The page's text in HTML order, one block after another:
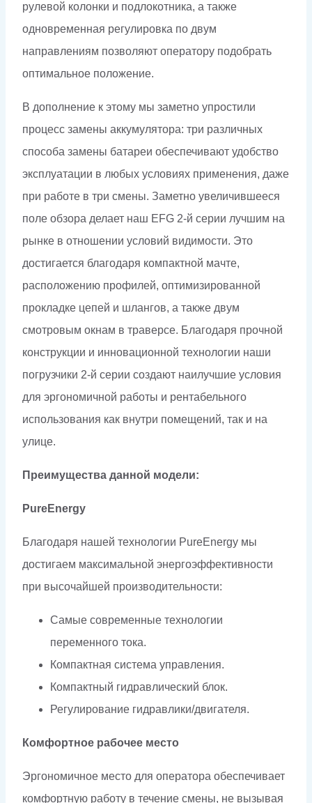
рулевой колонки и подлокотника, а также
одновременная регулировка по двум
направлениям позволяют оператору подобрать
оптимальное положение.
В дополнение к этому мы заметно упростили
процесс замены аккумулятора: три различных
способа замены батареи обеспечивают удобство
эксплуатации в любых условиях применения, даже
при работе в три смены. Заметно увеличившееся
поле обзора делает наш EFG 2-й серии лучшим на
рынке в отношении условий видимости. Это
достигается благодаря компактной мачте,
расположению профилей, оптимизированной
прокладке цепей и шлангов, а также двум
смотровым окнам в траверсе. Благодаря прочной
конструкции и инновационной технологии наши
погрузчики 2-й серии создают наилучшие условия
для эргономичной работы и рентабельного
использования как внутри помещений, так и на
улице.
Преимущества данной модели:
PureEnergy
Благодаря нашей технологии PureEnergy мы
достигаем максимальной энергоэффективности
при высочайшей производительности:
Самые современные технологии
переменного тока.
Компактная система управления.
Компактный гидравлический блок.
Регулирование гидравлики/двигателя.
Комфортное рабочее место
Эргономичное место для оператора обеспечивает
комфортную работу в течение смены, не вызывая